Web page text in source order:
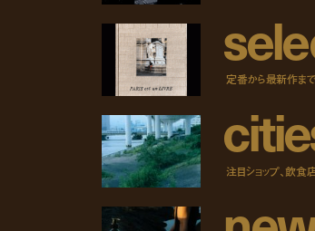
sele
定番から最新作ま
citie
注目ショップ、飲